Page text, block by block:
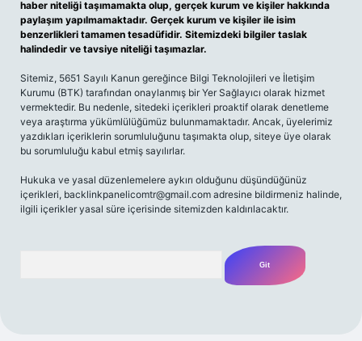
haber niteliği taşımamakta olup, gerçek kurum ve kişiler hakkında
paylaşım yapılmamaktadır. Gerçek kurum ve kişiler ile isim
benzerlikleri tamamen tesadüfidir. Sitemizdeki bilgiler taslak
halindedir ve tavsiye niteliği taşımazlar.
Sitemiz, 5651 Sayılı Kanun gereğince Bilgi Teknolojileri ve İletişim
Kurumu (BTK) tarafından onaylanmış bir Yer Sağlayıcı olarak hizmet
vermektedir. Bu nedenle, sitedeki içerikleri proaktif olarak denetleme
veya araştırma yükümlülüğümüz bulunmamaktadır. Ancak, üyelerimiz
yazdıkları içeriklerin sorumluluğunu taşımakta olup, siteye üye olarak
bu sorumluluğu kabul etmiş sayılırlar.
Hukuka ve yasal düzenlemelere aykırı olduğunu düşündüğünüz
içerikleri, backlinkpanelicomtr@gmail.com adresine bildirmeniz halinde,
ilgili içerikler yasal süre içerisinde sitemizden kaldırılacaktır.